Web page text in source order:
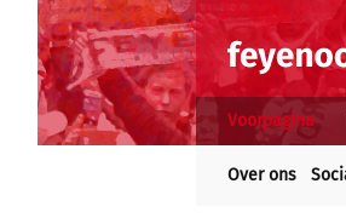
Voorpagina
Over ons